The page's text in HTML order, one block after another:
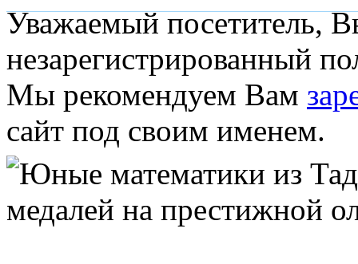
Уважаемый посетитель,
незарегистрированный
Мы рекомендуем Вам
сайт под своим именем.